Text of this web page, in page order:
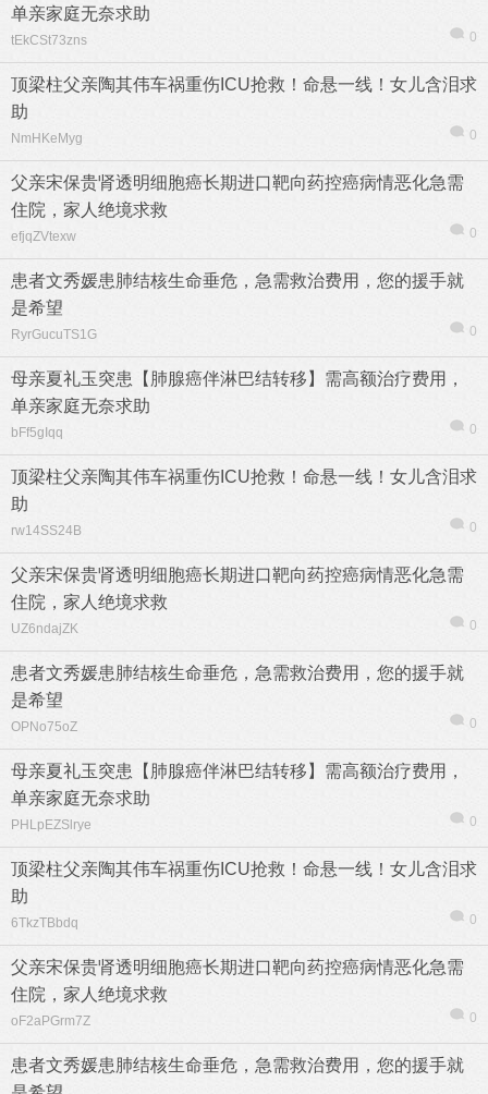
单亲家庭无奈求助
tEkCSt73zns 0
顶梁柱父亲陶其伟车祸重伤ICU抢救！命悬一线！女儿含泪求
助
NmHKeMyg 0
父亲宋保贵肾透明细胞癌长期进口靶向药控癌病情恶化急需
住院，家人绝境求救
efjqZVtexw 0
患者文秀媛患肺结核生命垂危，急需救治费用，您的援手就
是希望
RyrGucuTS1G 0
母亲夏礼玉突患【肺腺癌伴淋巴结转移】需高额治疗费用，
单亲家庭无奈求助
bFf5gIqq 0
顶梁柱父亲陶其伟车祸重伤ICU抢救！命悬一线！女儿含泪求
助
rw14SS24B 0
父亲宋保贵肾透明细胞癌长期进口靶向药控癌病情恶化急需
住院，家人绝境求救
UZ6ndajZK 0
患者文秀媛患肺结核生命垂危，急需救治费用，您的援手就
是希望
OPNo75oZ 0
母亲夏礼玉突患【肺腺癌伴淋巴结转移】需高额治疗费用，
单亲家庭无奈求助
PHLpEZSlrye 0
顶梁柱父亲陶其伟车祸重伤ICU抢救！命悬一线！女儿含泪求
助
6TkzTBbdq 0
父亲宋保贵肾透明细胞癌长期进口靶向药控癌病情恶化急需
住院，家人绝境求救
oF2aPGrm7Z 0
患者文秀媛患肺结核生命垂危，急需救治费用，您的援手就